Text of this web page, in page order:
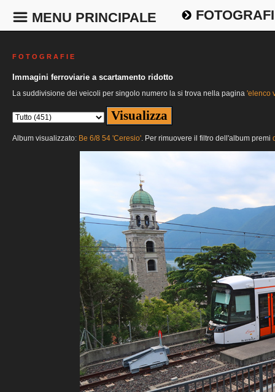
MENU PRINCIPALE
F O T O G R A F I E
Immagini ferroviarie a scartamento ridotto
La suddivisione dei veicoli per singolo numero la si trova nella pagina 'elenco
Album visualizzato: Be 6/8 54 'Ceresio'. Per rimuovere il filtro dell'album premi